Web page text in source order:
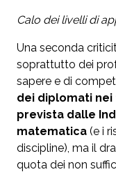
Calo dei livelli di
Una seconda
soprattutto dei
sapere e di
dei diplomati
prevista dalle
matematica (e i
discipline), ma il
quota dei non